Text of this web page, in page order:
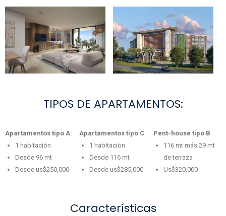
TIPOS DE APARTAMENTOS:
Apartamentos tipo A:
1 habitación
Desde 96 mt
Desde us$250,000
Apartamentos tipo C
1 habitación
Desde 116 mt
Desde us$285,000
Pent-house tipo B
116 mt más 29 mt
de terraza
Us$320,000
Características